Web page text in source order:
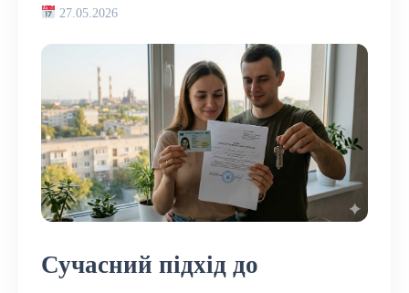
27.05.2026
Сучасний підхід до